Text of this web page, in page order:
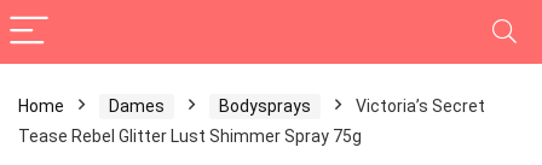
Home Dames Bodysprays
Victoria’s Secret
Tease Rebel Glitter Lust Shimmer Spray 75g